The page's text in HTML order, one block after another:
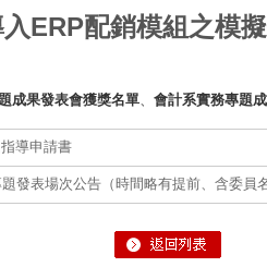
ERP配銷模組之模
成果發表會獲獎名單、 會計系實務專題
導申請書
發表場次公告（時間略有提前、含委員名